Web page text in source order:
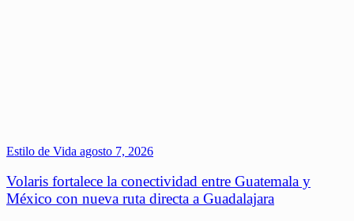
Estilo de Vida agosto 7, 2026
Volaris fortalece la conectividad entre Guatemala y
México con nueva ruta directa a Guadalajara